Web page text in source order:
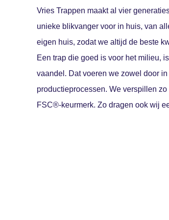
Vries Trappen maakt al vier
unieke blikvanger voor in huis, van
eigen huis, zodat we altijd de beste
Een trap die goed is voor het milieu,
vaandel. Dat voeren we zowel door
productieprocessen. We verspillen
FSC®-keurmerk. Zo dragen ook wij